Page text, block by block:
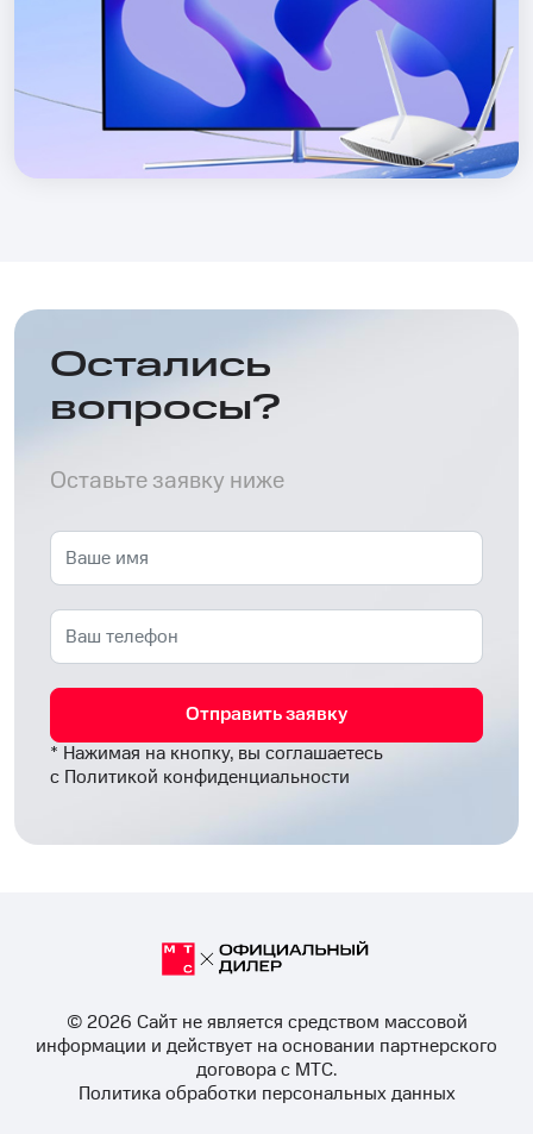
Остались
вопросы?
Оставьте заявку ниже
Отправить заявку
* Нажимая на кнопку, вы соглашаетесь
с Политикой конфиденциальности
© 2026 Cайт не является средством массовой
информации и действует на основании партнерского
договора с МТС.
Политика обработки персональных данных